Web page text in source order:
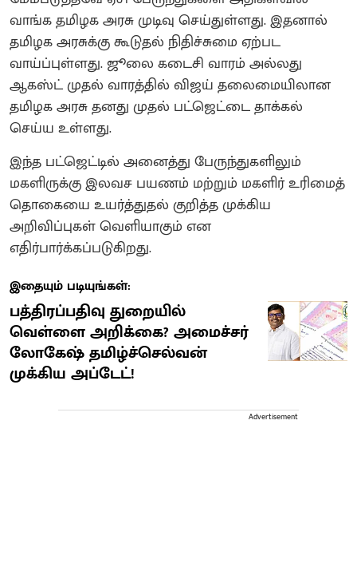
வாங்க தமிழக அரசு முடிவு செய்துள்ளது. இதனால்
தமிழக அரசுக்கு கூடுதல் நிதிச்சுமை ஏற்பட
வாய்ப்புள்ளது. ஜூலை கடைசி வாரம் அல்லது
ஆகஸ்ட் முதல் வாரத்தில் விஜய் தலைமையிலான
தமிழக அரசு தனது முதல் பட்ஜெட்டை தாக்கல்
செய்ய உள்ளது.
இந்த பட்ஜெட்டில் அனைத்து பேருந்துகளிலும்
மகளிருக்கு இலவச பயணம் மற்றும் மகளிர் உரிமைத்
தொகையை உயர்த்துதல் குறித்த முக்கிய
அறிவிப்புகள் வெளியாகும் என
எதிர்பார்க்கப்படுகிறது.
இதையும் படியுங்கள்:
பத்திரப்பதிவு துறையில்
வெள்ளை அறிக்கை? அமைச்சர்
லோகேஷ் தமிழ்ச்செல்வன்
முக்கிய அப்டேட்!
Advertisement